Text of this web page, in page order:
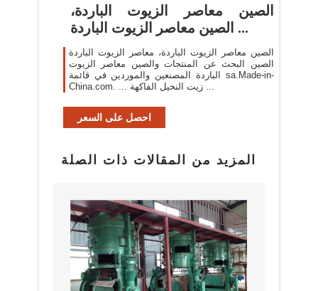
الصين معاصر الزيوت الباردة،
الصين معاصر الزيوت الباردة ...
الصين معاصر الزيوت الباردة، معاصر الزيوت الباردة
الصين البحث عن المنتجات والصين معاصر الزيوت
الباردة المصنعين والموردين في قائمة sa.Made-in-
China.com. ... زيت النخيل الفاكهة ...
احصل على السعر
المزيد من المقالات ذات الصلة